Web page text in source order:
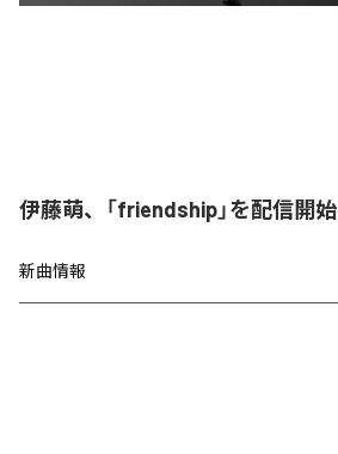
伊藤萌、「friendship」を配信開始
新曲情報